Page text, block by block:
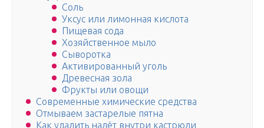
Соль
Уксус или лимонная кислота
Пищевая сода
Хозяйственное мыло
Сыворотка
Активированный уголь
Древесная зола
Фрукты или овощи
Современные химические средства
Отмываем застарелые пятна
Как удалить налёт внутри кастрюли